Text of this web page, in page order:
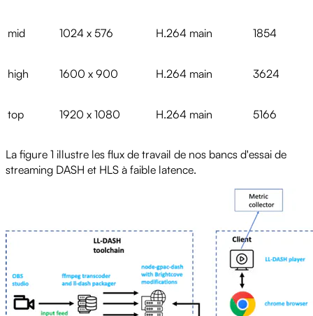
mid 1024 x 576 H.264 main 1854
high 1600 x 900 H.264 main 3624
top 1920 x 1080 H.264 main 5166
La figure 1 illustre les flux de travail de nos bancs d'essai de
streaming DASH et HLS à faible latence.